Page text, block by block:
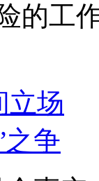
的工
立场
争